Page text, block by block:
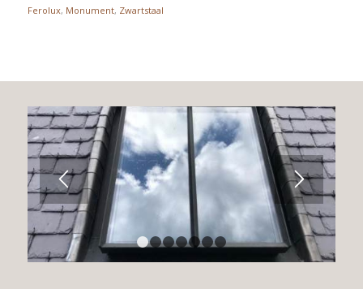
Ferolux, Monument, Zwartstaal
1 2 3 4 5 6 7